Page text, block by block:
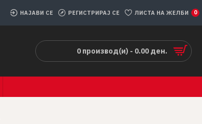
НАЈАВИ СЕ РЕГИСТРИРАЈ СЕ ЛИСТА НА ЖЕЛБИ 0
0 производ(и) - 0.00 ден.